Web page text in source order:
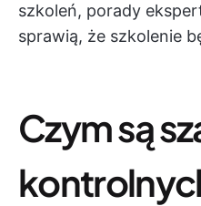
szkoleń, porady
sprawią, że szkolenie
Czym są